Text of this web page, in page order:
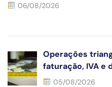
06/08/2026
Operações
faturação, IVA e
05/08/2026